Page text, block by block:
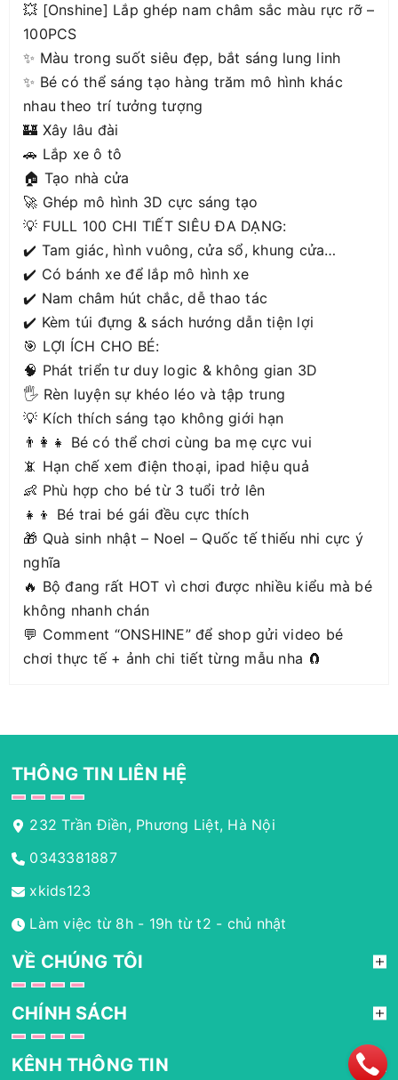
💥 [Onshine] Lắp ghép nam châm sắc màu rực rỡ –
100PCS
✨ Màu trong suốt siêu đẹp, bắt sáng lung linh
✨ Bé có thể sáng tạo hàng trăm mô hình khác
nhau theo trí tưởng tượng
🏰 Xây lâu đài
🚗 Lắp xe ô tô
🏠 Tạo nhà cửa
🚀 Ghép mô hình 3D cực sáng tạo
💡 FULL 100 CHI TIẾT SIÊU ĐA DẠNG:
✔️ Tam giác, hình vuông, cửa sổ, khung cửa…
✔️ Có bánh xe để lắp mô hình xe
✔️ Nam châm hút chắc, dễ thao tác
✔️ Kèm túi đựng & sách hướng dẫn tiện lợi
🎯 LỢI ÍCH CHO BÉ:
🧠 Phát triển tư duy logic & không gian 3D
🖐️ Rèn luyện sự khéo léo và tập trung
💡 Kích thích sáng tạo không giới hạn
👨‍👩‍👧 Bé có thể chơi cùng ba mẹ cực vui
📵 Hạn chế xem điện thoại, ipad hiệu quả
👶 Phù hợp cho bé từ 3 tuổi trở lên
👧👦 Bé trai bé gái đều cực thích
🎁 Quà sinh nhật – Noel – Quốc tế thiếu nhi cực ý
nghĩa
🔥 Bộ đang rất HOT vì chơi được nhiều kiểu mà bé
không nhanh chán
💬 Comment “ONSHINE” để shop gửi video bé
chơi thực tế + ảnh chi tiết từng mẫu nha 🧲
THÔNG TIN LIÊN HỆ
232 Trần Điền, Phương Liệt, Hà Nội
0343381887
xkids123
Làm việc từ 8h - 19h từ t2 - chủ nhật
VỀ CHÚNG TÔI
CHÍNH SÁCH
KÊNH THÔNG TIN